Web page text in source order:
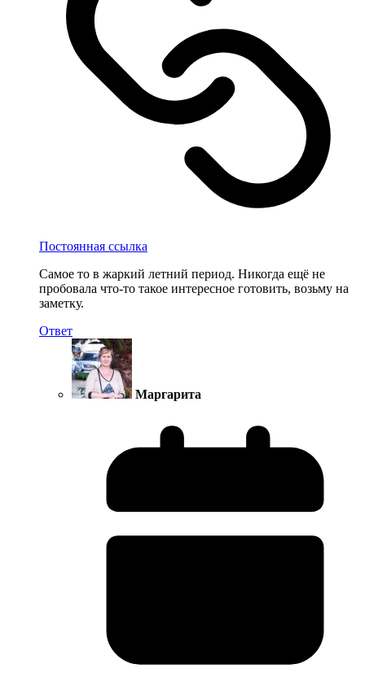
Постоянная ссылка
Самое то в жаркий летний период. Никогда ещё не
пробовала что-то такое интересное готовить, возьму на
заметку.
Ответ
Маргарита